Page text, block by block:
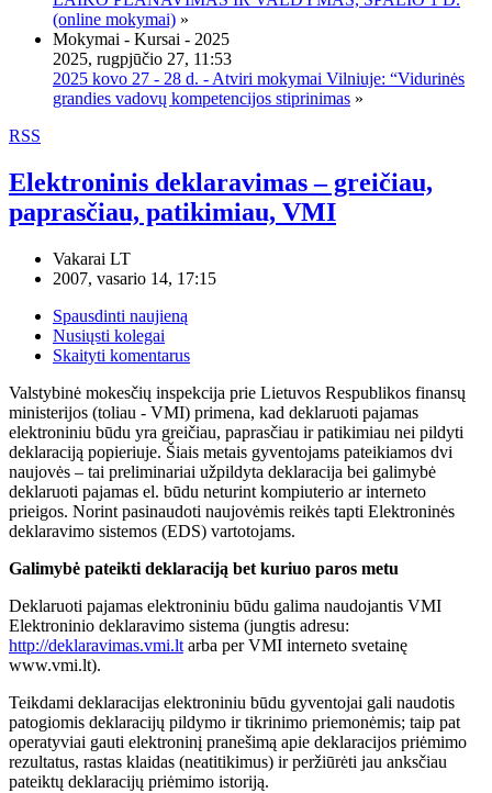
(online mokymai) »
Mokymai - Kursai - 2025
2025, rugpjūčio 27, 11:53
2025 kovo 27 - 28 d. - Atviri mokymai Vilniuje: “Vidurinės
grandies vadovų kompetencijos stiprinimas »
RSS
Elektroninis deklaravimas – greičiau,
paprasčiau, patikimiau, VMI
Vakarai LT
2007, vasario 14, 17:15
Spausdinti naujieną
Nusiųsti kolegai
Skaityti komentarus
Valstybinė mokesčių inspekcija prie Lietuvos Respublikos finansų
ministerijos (toliau - VMI) primena, kad deklaruoti pajamas
elektroniniu būdu yra greičiau, paprasčiau ir patikimiau nei pildyti
deklaraciją popieriuje. Šiais metais gyventojams pateikiamos dvi
naujovės – tai preliminariai užpildyta deklaracija bei galimybė
deklaruoti pajamas el. būdu neturint kompiuterio ar interneto
prieigos. Norint pasinaudoti naujovėmis reikės tapti Elektroninės
deklaravimo sistemos (EDS) vartotojams.
Galimybė pateikti deklaraciją bet kuriuo paros metu
Deklaruoti pajamas elektroniniu būdu galima naudojantis VMI
Elektroninio deklaravimo sistema (jungtis adresu:
http://deklaravimas.vmi.lt arba per VMI interneto svetainę
www.vmi.lt).
Teikdami deklaracijas elektroniniu būdu gyventojai gali naudotis
patogiomis deklaracijų pildymo ir tikrinimo priemonėmis; taip pat
operatyviai gauti elektroninį pranešimą apie deklaracijos priėmimo
rezultatus, rastas klaidas (neatitikimus) ir peržiūrėti jau anksčiau
pateiktų deklaracijų priėmimo istoriją.